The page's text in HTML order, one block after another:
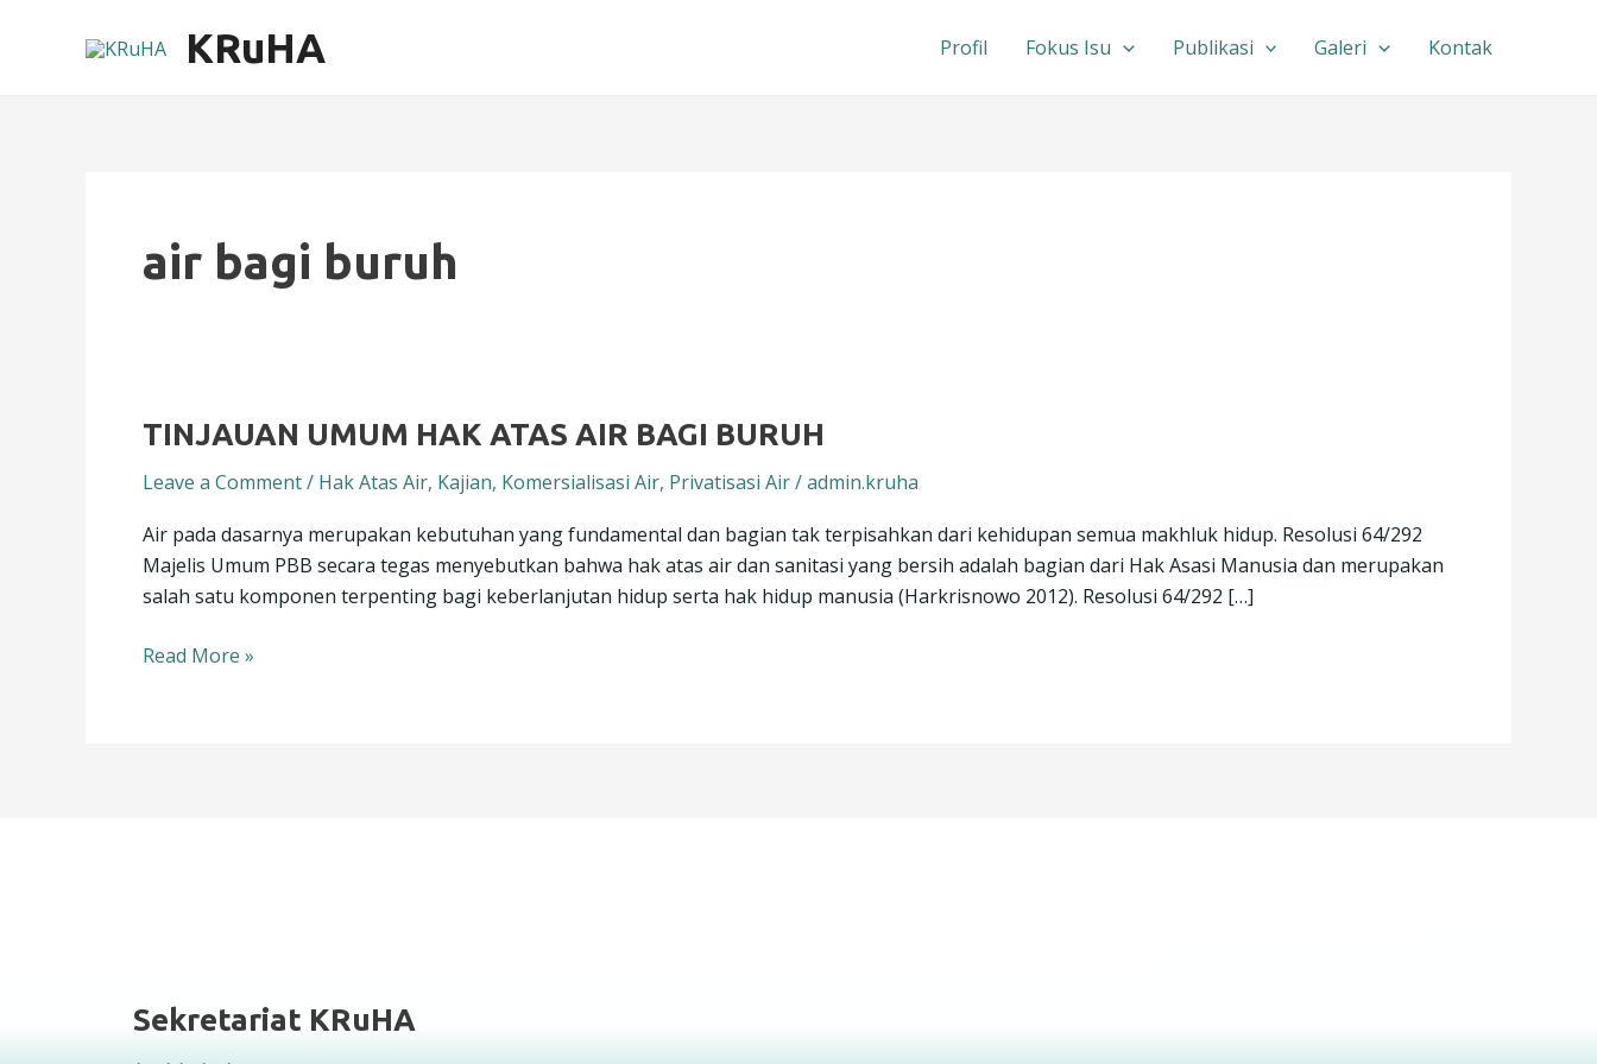
KRuHA Profil Fokus Isu Publikasi Galeri Kontak
air bagi buruh
TINJAUAN UMUM HAK ATAS AIR BAGI BURUH
Leave a Comment/ Hak Atas Air, Kajian, Komersialisasi Air, Privatisasi Air/admin.kruha
Air pada dasarnya merupakan kebutuhan yang fundamental dan bagian tak terpisahkan dari kehidupan semua makhluk hidup. Resolusi 64/292
Majelis Umum PBB secara tegas menyebutkan bahwa hak atas air dan sanitasi yang bersih adalah bagian dari Hak Asasi Manusia dan merupakan
salah satu komponen terpenting bagi keberlanjutan hidup serta hak hidup manusia (Harkrisnowo 2012). Resolusi 64/292 […]
TINJAUAN
HAK
ATAS
AIR
BAGI
Read More »
Sekretariat KRuHA